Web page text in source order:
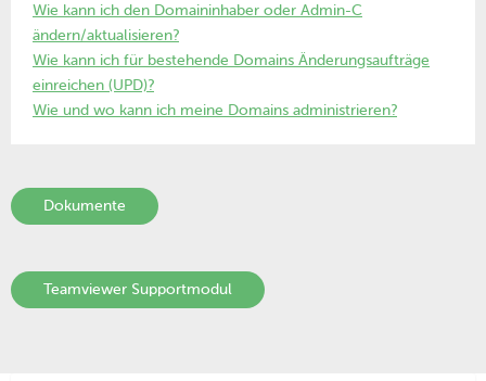
Wie kann ich den Domaininhaber oder Admin-C
ändern/aktualisieren?
Wie kann ich für bestehende Domains Änderungsaufträge
einreichen (UPD)?
Wie und wo kann ich meine Domains administrieren?
Dokumente
Teamviewer Supportmodul